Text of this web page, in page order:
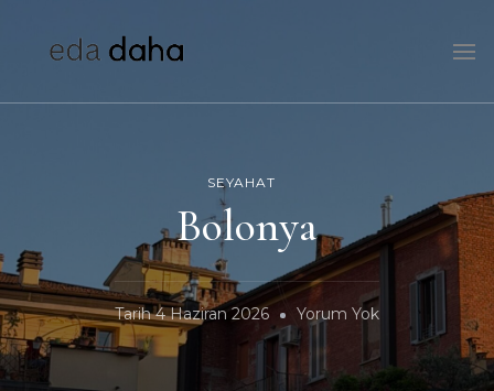
edadaha
SEYAHAT
Bolonya
Tarih4 Haziran 2026 Yorum YokBolonya